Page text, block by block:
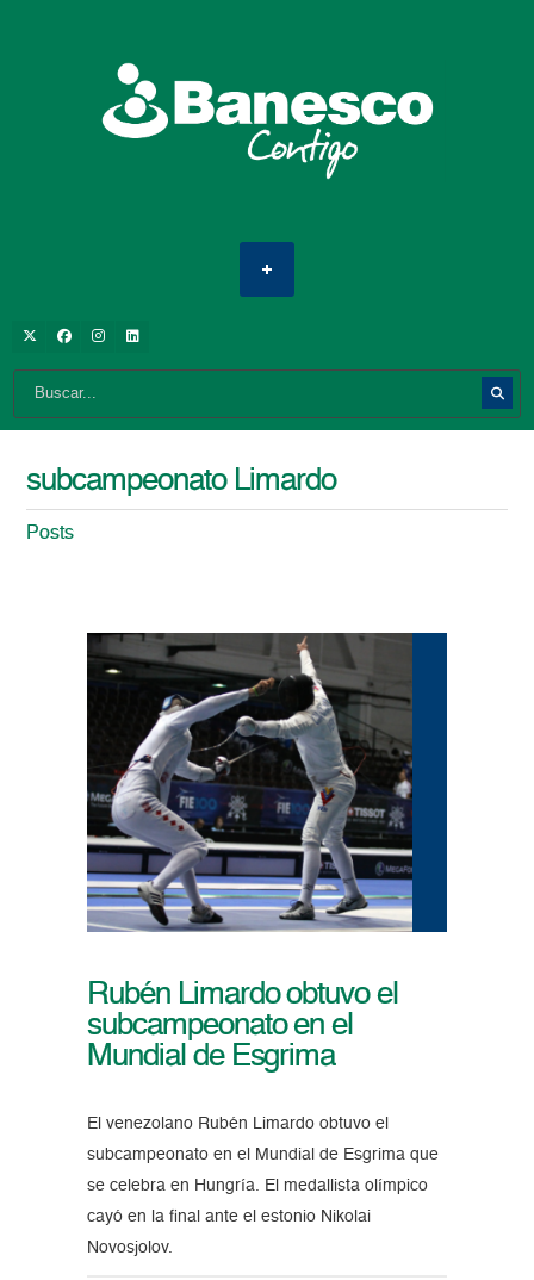
subcampeonato Limardo
Posts
Rubén Limardo obtuvo el
subcampeonato en el
Mundial de Esgrima
El venezolano Rubén Limardo obtuvo el
subcampeonato en el Mundial de Esgrima que
se celebra en Hungría. El medallista olímpico
cayó en la final ante el estonio Nikolai
Novosjolov.